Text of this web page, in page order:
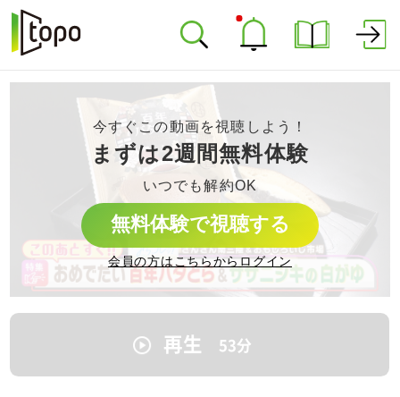
今すぐこの動画を視聴しよう！
まずは2週間無料体験
いつでも解約OK
無料体験で視聴する
会員の方はこちらからログイン
再生 53分